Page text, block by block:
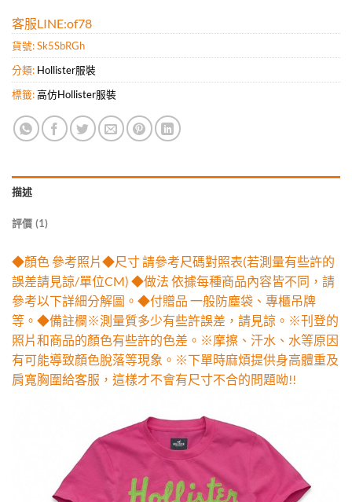
客服LINE:of78
貨號:Sk5SbRGh
分類: Hollister服裝
標籤:高仿Hollister服裝
描述
評價 (1)
◆顏色 參考照片◆尺寸 請參考尺碼對照表(若測量有些許的
誤差請見諒/單位CM) ◆做法 依據每種商品內容皆不同，請
參考以下詳細分解圖。◆付贈品 一般防塵袋、專櫃吊牌
等。◆備註欄※測量質多少有些許誤差，請見諒。※刊登的
照片和商品的顏色有些許的色差。※摩擦、汗水、水等原因
有可能導致顏色脫落等現象。※下單時麻煩提供身高體重及
肩寬胸圍給客服，這樣才不會有尺寸不合的問題呦!!